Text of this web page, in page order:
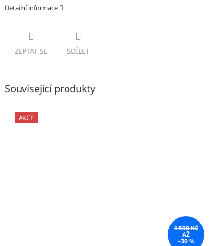
Detailní informace
ZEPTAT SE SDÍLET
Související produkty
AKCE
4 590 KČ
AŽ
–30 %